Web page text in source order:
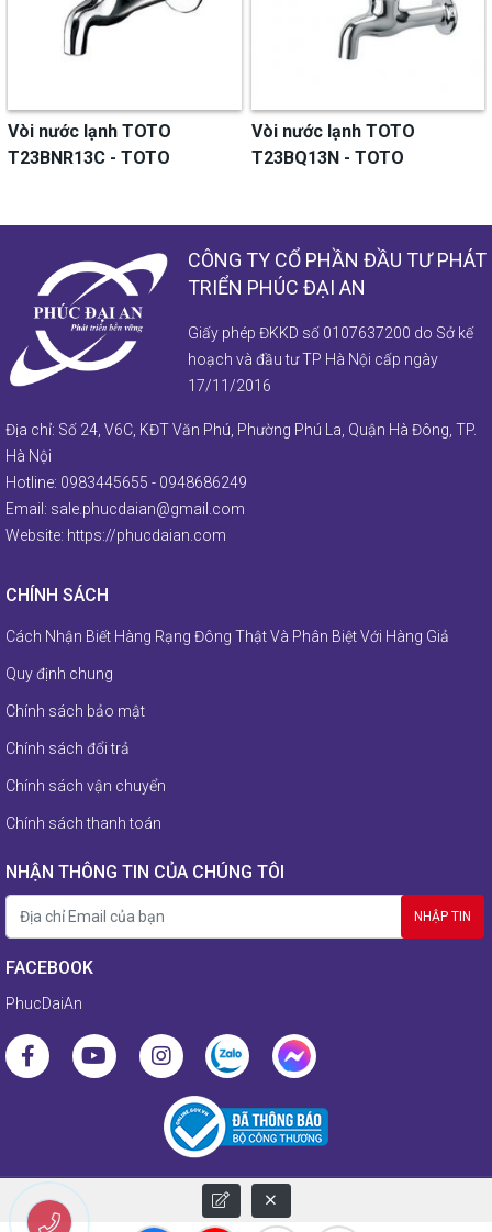
Vòi nước lạnh TOTO
T23BNR13C - TOTO
Vòi nước lạnh TOTO
T23BQ13N - TOTO
CÔNG TY CỔ PHẦN ĐẦU TƯ PHÁT
TRIỂN PHÚC ĐẠI AN
Giấy phép ĐKKD số 0107637200 do Sở kế
hoạch và đầu tư TP Hà Nội cấp ngày
17/11/2016
Địa chỉ: Số 24, V6C, KĐT Văn Phú, Phường Phú La, Quận Hà Đông, TP.
Hà Nội
Hotline: 0983445655 - 0948686249
Email: sale.phucdaian@gmail.com
Website: https://phucdaian.com
CHÍNH SÁCH
Cách Nhận Biết Hàng Rạng Đông Thật Và Phân Biệt Với Hàng Giả
Quy định chung
Chính sách bảo mật
Chính sách đổi trả
Chính sách vận chuyển
Chính sách thanh toán
NHẬN THÔNG TIN CỦA CHÚNG TÔI
FACEBOOK
PhucDaiAn
© 2021 Copyright by Phucdaian.com. Designed by Vicogroup.vn